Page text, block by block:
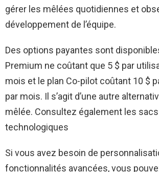
gérer les mêlées quotidiennes et
développement de l’équipe.
Des options payantes sont
Premium ne coûtant que 5 $ par
mois et le plan Co-pilot coûtant 10 $
par mois. Il s’agit d’une autre
mêlée. Consultez également les
technologiques
Si vous avez besoin de
fonctionnalités avancées, vous